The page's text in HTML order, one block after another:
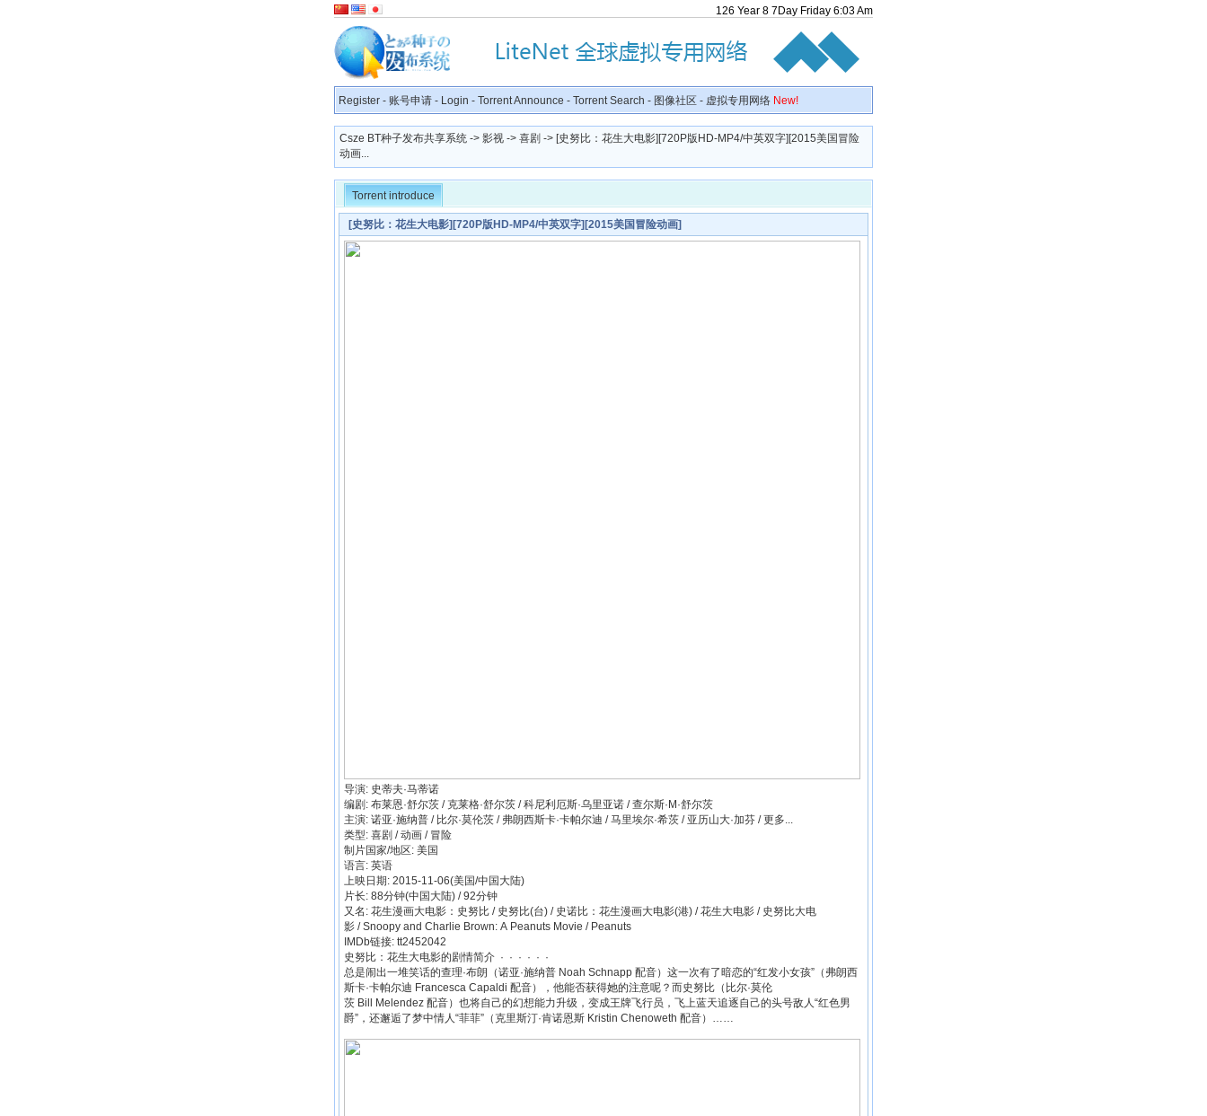
126 Year 8 7 Day Friday 6:03Am
Register - 账号申请 - Login - Torrent Announce - Torrent Search - 图像社区 - 虚拟专用网络 New!
Csze BT种子发布共享系统 -> 影视 -> 喜剧 -> [史努比：花生大电影][720P版HD-MP4/中英双字][2015美国冒险
动画...
Torrent introduce
[史努比：花生大电影][720P版HD-MP4/中英双字][2015美国冒险动画]
导演: 史蒂夫·马蒂诺
编剧: 布莱恩·舒尔茨 / 克莱格·舒尔茨 / 科尼利厄斯·乌里亚诺 / 查尔斯·M·舒尔茨
主演: 诺亚·施纳普 / 比尔·莫伦茨 / 弗朗西斯卡·卡帕尔迪 / 马里埃尔·希茨 / 亚历山大·加芬 / 更多...
类型: 喜剧 / 动画 / 冒险
制片国家/地区: 美国
语言: 英语
上映日期: 2015-11-06(美国/中国大陆)
片长: 88分钟(中国大陆) / 92分钟
又名: 花生漫画大电影：史努比 / 史努比(台) / 史诺比：花生漫画大电影(港) / 花生大电影 / 史努比大电
影 / Snoopy and Charlie Brown: A Peanuts Movie / Peanuts
IMDb链接: tt2452042
史努比：花生大电影的剧情简介 · · · · · ·
总是闹出一堆笑话的查理·布朗（诺亚·施纳普 Noah Schnapp 配音）这一次有了暗恋的“红发小女孩”（弗朗西
斯卡·卡帕尔迪 Francesca Capaldi 配音），他能否获得她的注意呢？而史努比（比尔·莫伦
茨 Bill Melendez 配音）也将自己的幻想能力升级，变成王牌飞行员，飞上蓝天追逐自己的头号敌人“红色男
爵”，还邂逅了梦中情人“菲菲”（克里斯汀·肯诺恩斯 Kristin Chenoweth 配音）……